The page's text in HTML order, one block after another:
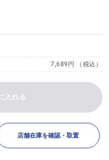
7,689円 （税込）
入れる
店舗在庫を確認・取置